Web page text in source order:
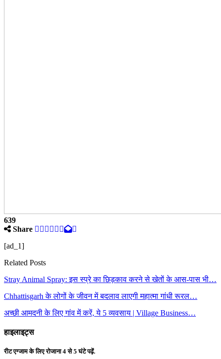
639
Share
[ad_1]
Related Posts
Stray Animal Spray: इस स्प्रे का छिड़काव करने से खेतों के आस-पास भी…
Chhattisgarh के लोगों के जीवन में बदलाव लाएगी महात्मा गांधी रूरल…
अच्छी आमदनी के लिए गांव में करें, ये 5 व्यवसाय | Village Business…
हाइलाइट्स
रीट एग्जाम के लिए रोजाना 4 से 5 घंटे पढ़ें.